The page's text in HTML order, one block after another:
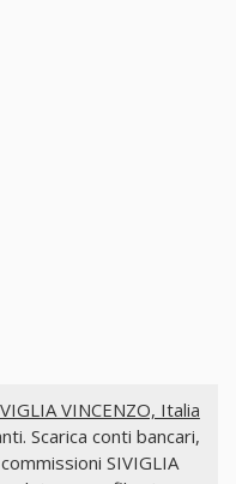
VINCENZO, Italia
Scarica conti bancari,
SIVIGLIA